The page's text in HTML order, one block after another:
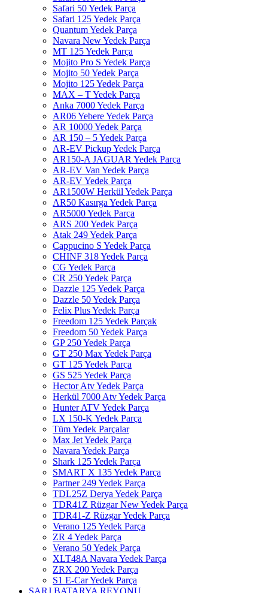
Safari 50 Yedek Parça
Safari 125 Yedek Parça
Quantum Yedek Parça
Navara New Yedek Parça
MT 125 Yedek Parça
Mojito Pro S Yedek Parça
Mojito 50 Yedek Parça
Mojito 125 Yedek Parça
MAX – T Yedek Parça
Anka 7000 Yedek Parça
AR06 Yebere Yedek Parça
AR 10000 Yedek Parça
AR 150 – 5 Yedek Parça
AR-EV Pickup Yedek Parça
AR150-A JAGUAR Yedek Parça
AR-EV Van Yedek Parça
AR-EV Yedek Parça
AR1500W Herkül Yedek Parça
AR50 Kasırga Yedek Parça
AR5000 Yedek Parça
ARS 200 Yedek Parça
Atak 249 Yedek Parça
Cappucino S Yedek Parça
CHINF 318 Yedek Parça
CG Yedek Parça
CR 250 Yedek Parça
Dazzle 125 Yedek Parça
Dazzle 50 Yedek Parça
Felix Plus Yedek Parça
Freedom 125 Yedek Parçak
Freedom 50 Yedek Parça
GP 250 Yedek Parça
GT 250 Max Yedek Parça
GT 125 Yedek Parça
GS 525 Yedek Parça
Hector Atv Yedek Parça
Herkül 7000 Atv Yedek Parça
Hunter ATV Yedek Parça
LX 150-K Yedek Parça
Tüm Yedek Parçalar
Max Jet Yedek Parça
Navara Yedek Parça
Shark 125 Yedek Parça
SMART X 135 Yedek Parça
Partner 249 Yedek Parça
TDL25Z Derya Yedek Parça
TDR41Z Rüzgar New Yedek Parça
TDR41-Z Rüzgar Yedek Parça
Verano 125 Yedek Parça
ZR 4 Yedek Parça
Verano 50 Yedek Parça
XLT48A Navara Yedek Parça
ZRX 200 Yedek Parça
S1 E-Car Yedek Parça
ŞARJ BATARYA REYONU